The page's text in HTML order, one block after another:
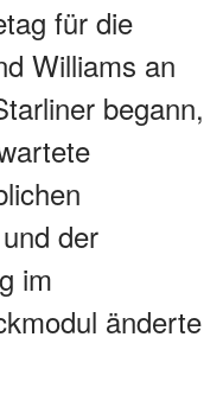
für die
Williams an
begann,
der
im
änderte